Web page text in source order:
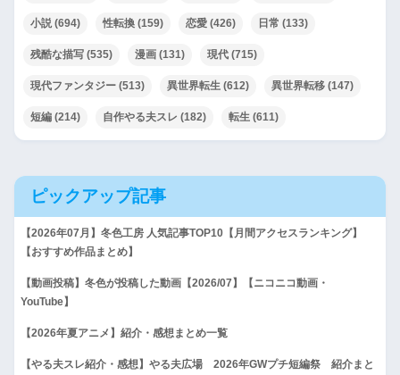
小説(694) 性転換 (159) 恋愛 (426) 日常 (133)
残酷な描写 (535) 漫画 (131) 現代 (715)
現代ファンタジー (513) 異世界転生 (612) 異世界転移 (147)
短編 (214) 自作やる夫スレ (182) 転生 (611)
ピックアップ記事
【2026年07月】冬色工房 人気記事TOP10【月間アクセスランキング】
【おすすめ作品まとめ】
【動画投稿】冬色が投稿した動画【2026/07】【ニコニコ動画・
YouTube】
【2026年夏アニメ】紹介・感想まとめ一覧
【やる夫スレ紹介・感想】やる夫広場 2026年GWプチ短編祭 紹介まと